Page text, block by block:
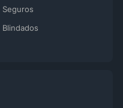
Seguros
Blindados